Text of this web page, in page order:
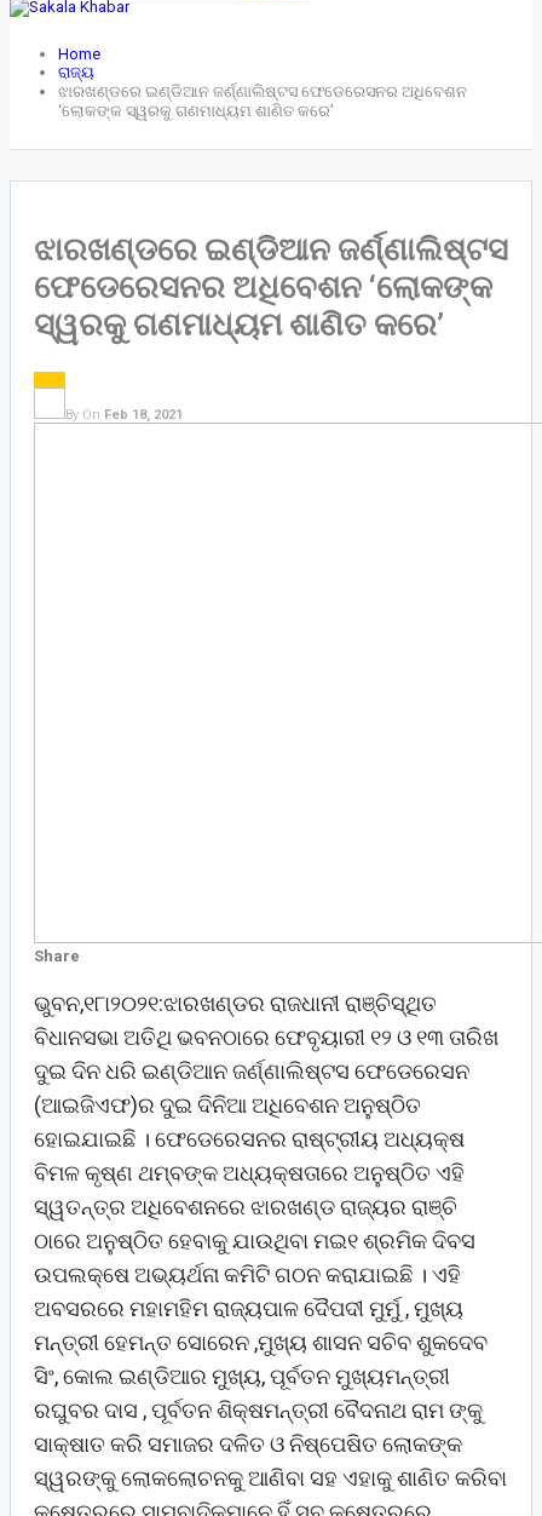
Home
ରାଜ୍ୟ
ଝାରଖଣ୍ଡରେ ଇଣ୍ଡିଆନ ଜର୍ଣ୍ଣାଲିଷ୍ଟସ ଫେଡେରେସନର ଅଧିବେଶନ
‘ଲୋକଙ୍କ ସ୍ୱରକୁ ଗଣମାଧ୍ୟମ ଶାଣିତ କରେ’
ଝାରଖଣ୍ଡରେ ଇଣ୍ଡିଆନ ଜର୍ଣ୍ଣାଲିଷ୍ଟସ
ଫେଡେରେସନର ଅଧିବେଶନ ‘ଲୋକଙ୍କ
ସ୍ୱରକୁ ଗଣମାଧ୍ୟମ ଶାଣିତ କରେ’
By On Feb 18, 2021
Share
ଭୁବନ,୧୮ା୨୦୨୧:ଝାରଖଣ୍ଡର ରାଜଧାନୀ ରାଞ୍ଚିସ୍ଥିତ
ବିଧାନସଭା ଅତିଥି ଭବନଠାରେ ଫେବୃୟାରୀ ୧୨ ଓ ୧୩ ତାରିଖ
ଦୁଇ ଦିନ ଧରି ଇଣ୍ଡିଆନ ଜର୍ଣ୍ଣାଲିଷ୍ଟସ ଫେଡେରେସନ
(ଆଇଜିଏଫ)ର ଦୁଇ ଦିନିଆ ଅଧିବେଶନ ଅନୁଷ୍ଠିତ
ହୋଇଯାଇଛି । ଫେଡେରେସନର ରାଷ୍ଟ୍ରୀୟ ଅଧ୍ୟକ୍ଷ
ବିମଳ କୃଷ୍ଣ ଥମ୍ବଙ୍କ ଅଧ୍ୟକ୍ଷତାରେ ଅନୁଷ୍ଠିତ ଏହି
ସ୍ୱତନ୍ତ୍ର ଅଧିବେଶନରେ ଝାରଖଣ୍ଡ ରାଜ୍ୟର ରାଞ୍ଚି
ଠାରେ ଅନୁଷ୍ଠିତ ହେବାକୁ ଯାଉଥିବା ମଇ୧ ଶ୍ରମିକ ଦିବସ
ଉପଲକ୍ଷେ ଅଭ୍ୟର୍ଥନା କମିଟି ଗଠନ କରାଯାଇଛି । ଏହି
ଅବସରରେ ମହାମହିମ ରାଜ୍ୟପାଳ ଦୈପଦୀ ମୁର୍ମୁ , ମୁଖ୍ୟ
ମନ୍ତ୍ରୀ ହେମନ୍ତ ସୋରେନ ,ମୁଖ୍ୟ ଶାସନ ସଚିବ ଶୁକଦେବ
ସିଂ, କୋଲ ଇଣ୍ଡିଆର ମୁଖ୍ୟ, ପୂର୍ବତନ ମୁଖ୍ୟମନ୍ତ୍ରୀ
ରଘୁବର ଦାସ , ପୂର୍ବତନ ଶିକ୍ଷମନ୍ତ୍ରୀ ବୈଦନାଥ ରାମ ଙ୍କୁ
ସାକ୍ଷାତ କରି ସମାଜର ଦଳିତ ଓ ନିଷ୍ପେଷିତ ଲୋକଙ୍କ
ସ୍ୱରଙ୍କୁ ଲୋକଲୋଚନକୁ ଆଣିବା ସହ ଏହାକୁ ଶାଣିତ କରିବା